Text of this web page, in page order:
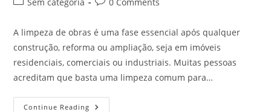
A limpeza de obras é uma fase essencial após qualquer
construção, reforma ou ampliação, seja em imóveis
residenciais, comerciais ou industriais. Muitas pessoas
acreditam que basta uma limpeza comum para…
Continue Reading